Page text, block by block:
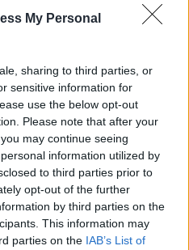
My Personal
sharing to third parties, or
sensitive information for
use the below opt-out
Please note that after your
may continue seeing
information utilized by
to third parties prior to
opt-out of the further
by third parties on the
This information may
parties on the IAB’s List of